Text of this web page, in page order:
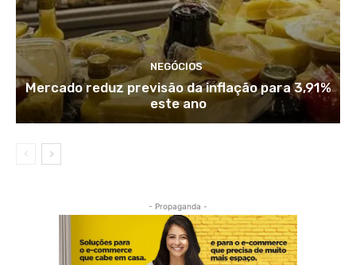
NEGÓCIOS
Mercado reduz previsão da inflação para 3,91%
este ano
- Propaganda -